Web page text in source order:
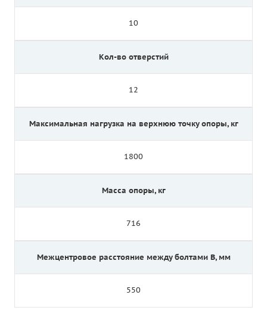
10
Кол-во отверстий
12
Максимальная нагрузка на верхнюю точку опоры, кг
1800
Масса опоры, кг
716
Межцентровое расстояние между болтами B, мм
550